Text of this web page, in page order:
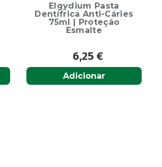
Elgydium Pasta
Dentífrica Anti-Cáries
75ml | Proteção
Esmalte
6,25 €
Adicionar